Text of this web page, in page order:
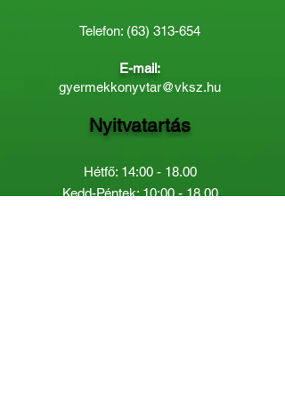
Telefon: (63) 313-654
E-mail:
gyermekkonyvtar@vksz.hu
Nyitvatartás
Hétfő: 14:00 - 18.00
Kedd-Péntek: 10:00 - 18.00